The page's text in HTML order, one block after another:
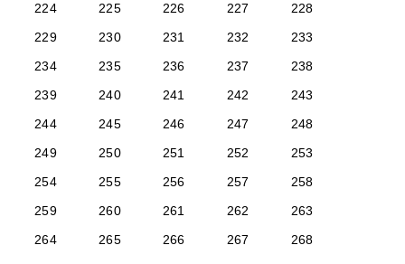
224
225 226 227
228
229
230 231 232
233
234
235 236 237
238
239
240 241 242
243
244
245 246 247
248
249
250 251 252
253
254
255 256 257
258
259
260 261 262
263
264
265 266 267
268